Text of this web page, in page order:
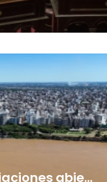
abie…